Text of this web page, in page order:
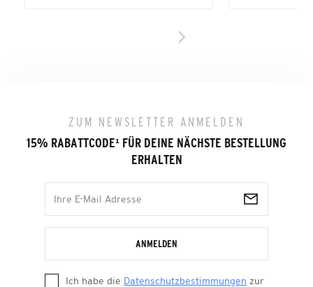
ZUM NEWSLETTER ANMELDEN
15% RABATTCODE¹ FÜR DEINE NÄCHSTE BESTELLUNG
ERHALTEN
ANMELDEN
Ich habe die Datenschutzbestimmungen zur